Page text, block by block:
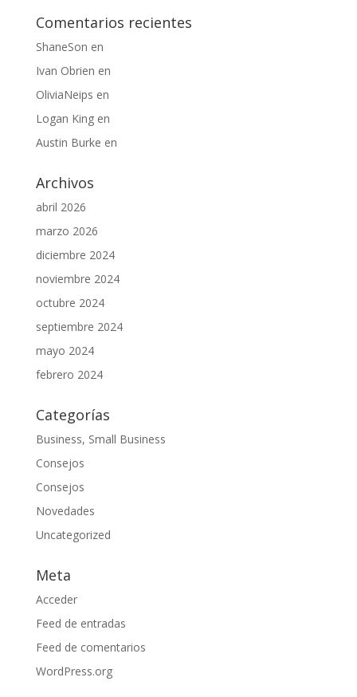
Comentarios recientes
ShaneSon en
Ivan Obrien en
OliviaNeips en
Logan Kingen
Austin Burke en
Archivos
abril 2026
marzo 2026
diciembre 2024
noviembre 2024
octubre 2024
septiembre 2024
mayo 2024
febrero 2024
Categorías
Business, Small Business
Consejos
Consejos
Novedades
Uncategorized
Meta
Acceder
Feed de entradas
Feed de comentarios
WordPress.org